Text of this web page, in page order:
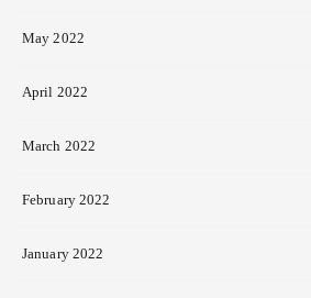
May 2022
April 2022
March 2022
February 2022
January 2022